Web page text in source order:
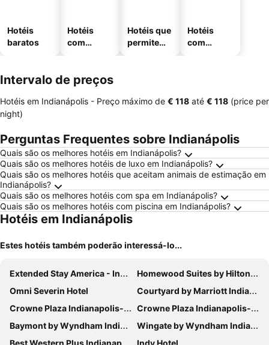
Hotéis
baratos
Hotéis
com
Hotéis que
permitem
Hotéis
com
Intervalo de preços
Hotéis em Indianápolis - Preço máximo de ‎€ 118 até ‎€ 118 (price per
night)
Perguntas Frequentes sobre Indianápolis
Quais são os melhores hotéis em Indianápolis?
Quais são os melhores hotéis de luxo em Indianápolis?
Quais são os melhores hotéis que aceitam animais de estimação em
Indianápolis?
Quais são os melhores hotéis com spa em Indianápolis?
Quais são os melhores hotéis com piscina em Indianápolis?
Hotéis em Indianápolis
Estes hotéis também poderão interessá-lo...
Extended Stay America - Indianapolis - Castleton
Homewood Suites by Hilton Indianapolis Downtown IUPUI
Omni Severin Hotel
Courtyard by Marriott Indianapolis Downtown
Crowne Plaza Indianapolis-dwtn-union Stn By Ihg
Crowne Plaza Indianapolis-airport By Ihg
Baymont by Wyndham Indianapolis West
Wingate by Wyndham Indianapolis Airport-Rockville Rd.
Best Western Plus Indianapolis North at Pyramids
Indy Hotel